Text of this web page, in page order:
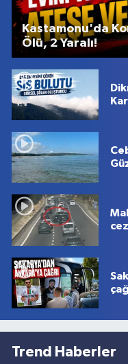
Kastamonu'da
Ölü, 2 Yaralı!
Trend Haberler